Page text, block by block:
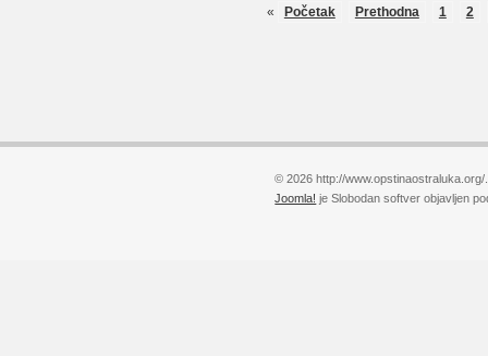
« Početak Prethodna 1 2
© 2026 http://
Joomla! je Slobodan softver objavljen